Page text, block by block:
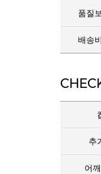
품질
배송비
추
어